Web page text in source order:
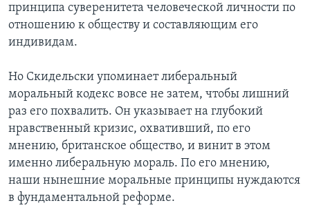
принципа суверенитета человеческой личности по
отношению к обществу и составляющим его
индивидам.
Но Скидельски упоминает либеральный
моральный кодекс вовсе не затем, чтобы лишний
раз его похвалить. Он указывает на глубокий
нравственный кризис, охвативший, по его
мнению, британское общество, и винит в этом
именно либеральную мораль. По его мнению,
наши нынешние моральные принципы нуждаются
в фундаментальной реформе.